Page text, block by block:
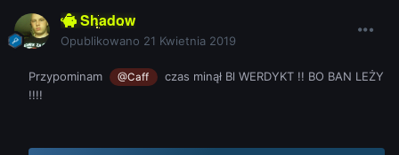
Shadow
Opublikowano 21 Kwietnia 2019
Przypominam @Caff
czas minął Bl WERDYKT !! BO BAN LEŻY
!!!!